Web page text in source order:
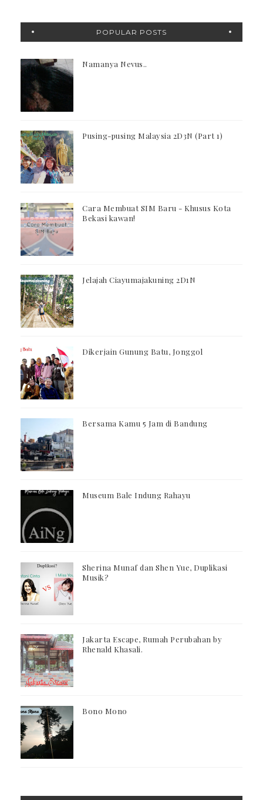
POPULAR POSTS
Namanya Nevus..
Pusing-pusing Malaysia 2D3N (Part 1)
Cara Membuat SIM Baru - Khusus Kota
Bekasi kawan!
Jelajah Ciayumajakuning 2D1N
Dikerjain Gunung Batu, Jonggol
Bersama Kamu 5 Jam di Bandung
Museum Bale Indung Rahayu
Sherina Munaf dan Shen Yue, Duplikasi
Musik?
Jakarta Escape, Rumah Perubahan by
Rhenald Khasali.
Bono Mono